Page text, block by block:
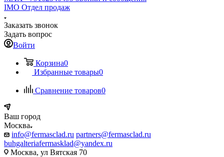
IMO Отдел продаж
Заказать звонок
Задать вопрос
Войти
Корзина0
Избранные товары0
Сравнение товаров0
Ваш город
Москва
info@fermasclad.ru partners@fermasclad.ru
buhgalteriafermasklad@yandex.ru
Москва, ул Вятская 70